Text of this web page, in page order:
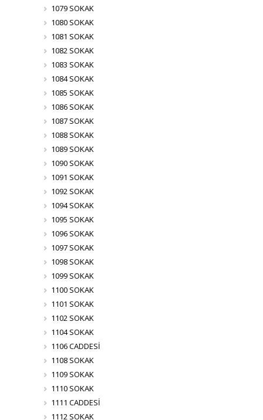
1079 SOKAK
1080 SOKAK
1081 SOKAK
1082 SOKAK
1083 SOKAK
1084 SOKAK
1085 SOKAK
1086 SOKAK
1087 SOKAK
1088 SOKAK
1089 SOKAK
1090 SOKAK
1091 SOKAK
1092 SOKAK
1094 SOKAK
1095 SOKAK
1096 SOKAK
1097 SOKAK
1098 SOKAK
1099 SOKAK
1100 SOKAK
1101 SOKAK
1102 SOKAK
1104 SOKAK
1106 CADDESİ
1108 SOKAK
1109 SOKAK
1110 SOKAK
1111 CADDESİ
1112 SOKAK